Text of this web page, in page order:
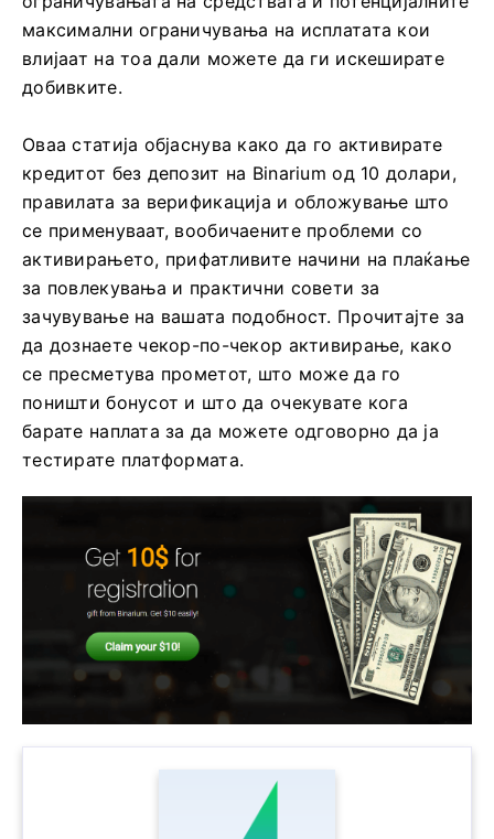
максимални ограничувања на исплатата кои
влијаат на тоа дали можете да ги искеширате
добивките.
Оваа статија објаснува како да го активирате
кредитот без депозит на Binarium од 10 долари,
правилата за верификација и обложување што
се применуваат, вообичаените проблеми со
активирањето, прифатливите начини на плаќање
за повлекувања и практични совети за
зачувување на вашата подобност. Прочитајте за
да дознаете чекор-по-чекор активирање, како
се пресметува прометот, што може да го
поништи бонусот и што да очекувате кога
барате наплата за да можете одговорно да ја
тестирате платформата.